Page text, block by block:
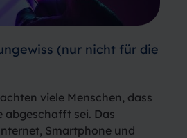
(nur nicht für die
viele Menschen, dass
abgeschafft sei. Das
Smartphone und